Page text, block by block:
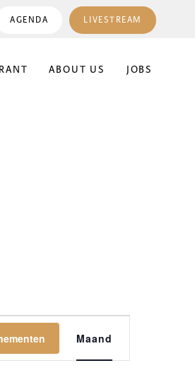
AGENDA LIVESTREAM
ABOUT US JOBS
WEERGAVEN
NAVIGATIE
Maand